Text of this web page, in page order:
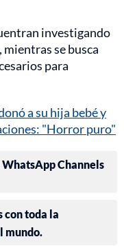
investigando
mientras se busca
para
a su hija bebé y
"Horror puro"
Channels
con toda la
mundo.